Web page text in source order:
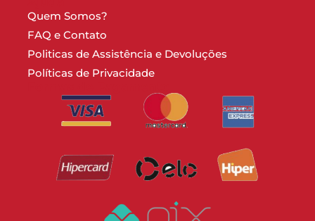
Quem Somos?
FAQ e Contato
Politicas de Assistência e Devoluções
Políticas de Privacidade